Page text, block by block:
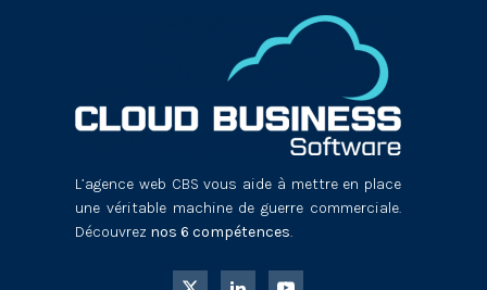
L’agence web CBS vous aide à mettre en place
une véritable machine de guerre commerciale.
Découvrez nos 6 compétences.